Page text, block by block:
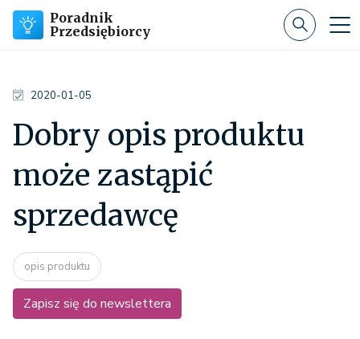
Poradnik
Przedsiębiorcy
2020-01-05
Dobry opis produktu
może zastąpić
sprzedawcę
opis produktu
Zapisz się do newslettera